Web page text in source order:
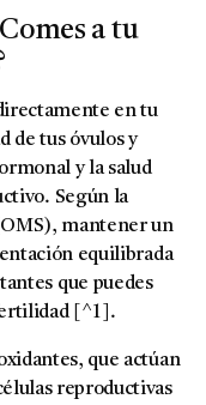
a tu
en tu
de tus óvulos y
y la salud
Según la
, mantener un
equilibrada
que puedes
[^1].
que actúan
reproductivas